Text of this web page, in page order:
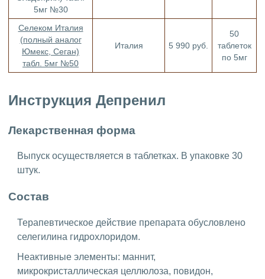
5мг №30
Селеком Италия
(полный аналог
Юмекс, Сеган)
табл. 5мг №50
Италия 5 990 руб.
50
таблеток
по 5мг
Инструкция Депренил
Лекарственная форма
Выпуск осуществляется в таблетках. В упаковке 30
штук.
Состав
Терапевтическое действие препарата обусловлено
селегилина гидрохлоридом.
Неактивные элементы: маннит,
микрокристаллическая целлюлоза, повидон,